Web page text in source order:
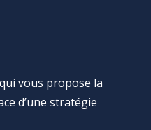
vous propose la
d’une stratégie